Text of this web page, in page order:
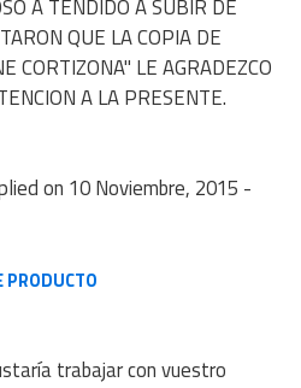
A TENDIDO A SUBIR DE
QUE LA COPIA DE
CORTIZONA" LE AGRADEZCO
A LA PRESENTE.
on 10 Noviembre, 2015 -
trabajar con vuestro